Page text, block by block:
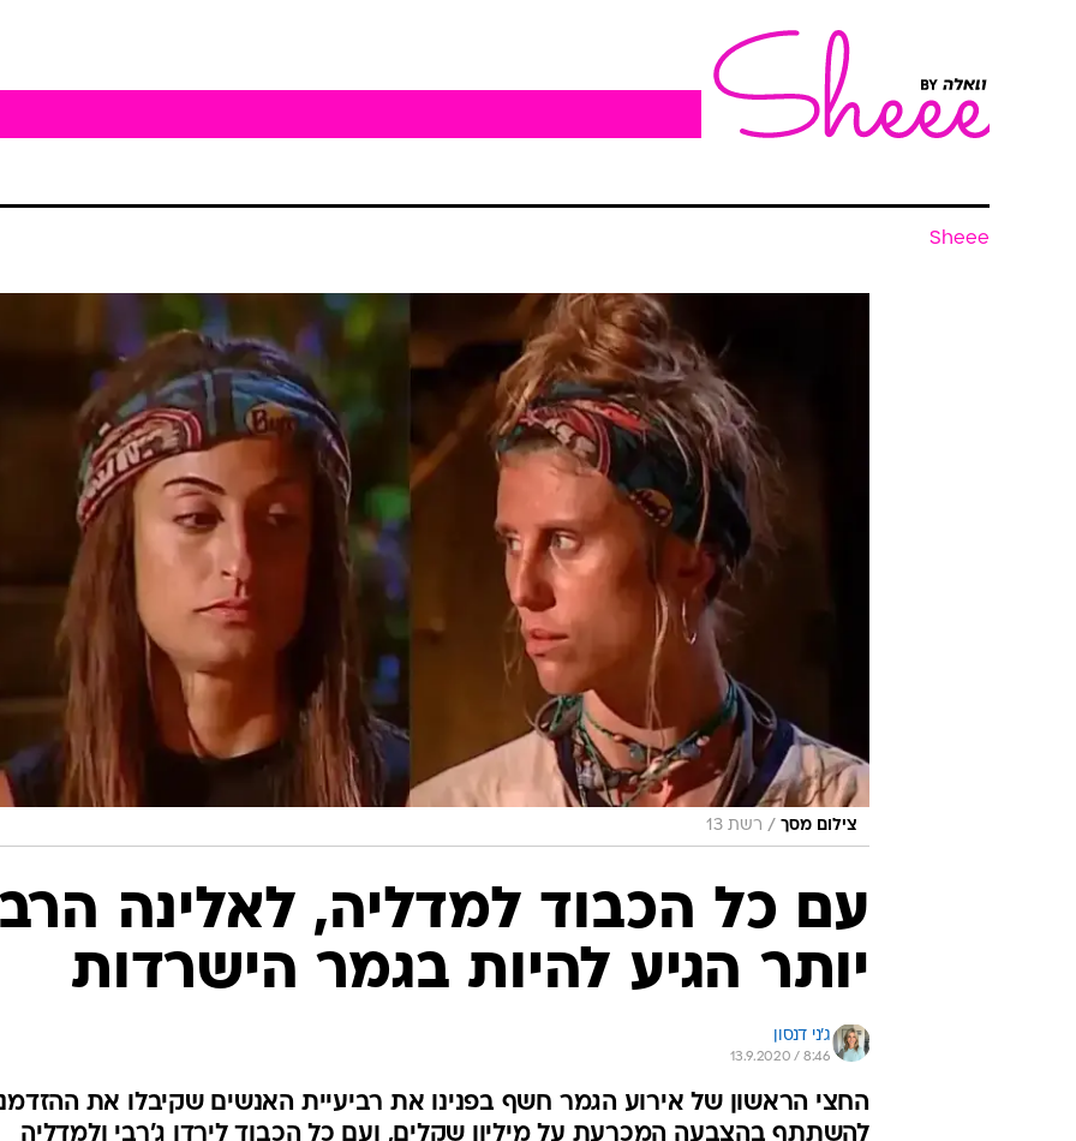
Sheee
צילום מסך / רשת 13
עם כל הכבוד למדליה, לאלינה
יותר הגיע להיות בגמר הישרדות
ג'ני דנסון
13.9.2020 / 8:46
החצי הראשון של אירוע הגמר חשף בפנינו את רביעיית האנשים שקיבלו את
להשתתף בהצבעה המכרעת על מיליון שקלים, ועם כל הכבוד לירדן ג'רבי ולמדליה